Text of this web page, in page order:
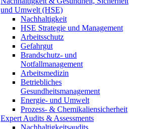
und Umwelt (HSE)
Nachhaltigkeit
HSE Strategie und Management
Arbeitsschutz
Gefahrgut
Brandschutz- und
Notfallmanagement
Arbeitsmedizin
Betriebliches
Gesundheitsmanagement
Energie- und Umwelt
Prozess- & Chemikaliensicherheit
Expert Audits & Assessments
Nachhaltigkeitsaudits